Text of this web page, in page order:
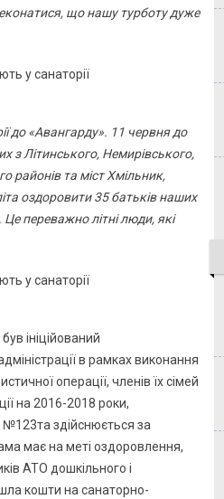
що нашу турботу дуже
до «Авангарду». 11 червня до
з Літинського, Немирівського,
районів та міст Хмільник,
оздоровити 35 батьків наших
переважно літні люди, які
ініційований
в рамках виконання
операції, членів їх сімей
на 2016-2018 роки,
№123та здійснюється за
має на меті оздоровлення,
АТО дошкільного і
кошти на санаторно-